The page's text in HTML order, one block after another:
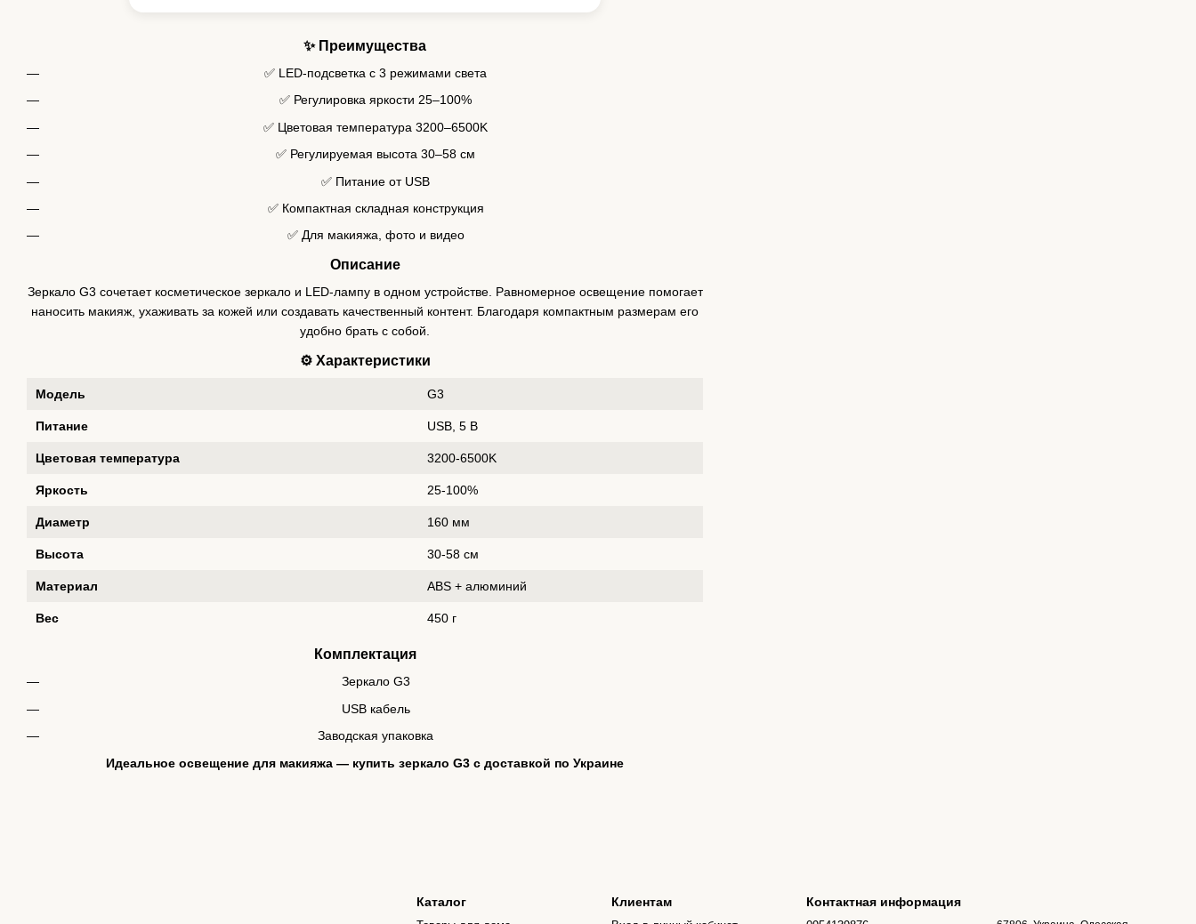
✨ Преимущества
✅ LED-подсветка с 3 режимами света
✅ Регулировка яркости 25–100%
✅ Цветовая температура 3200–6500K
✅ Регулируемая высота 30–58 см
✅ Питание от USB
✅ Компактная складная конструкция
✅ Для макияжа, фото и видео
Описание
Зеркало G3 сочетает косметическое зеркало и LED-лампу в одном устройстве. Равномерное освещение помогает
наносить макияж, ухаживать за кожей или создавать качественный контент. Благодаря компактным размерам его
удобно брать с собой.
⚙️ Характеристики
Модель G3
Питание USB, 5 В
Цветовая температура 3200-6500K
Яркость 25-100%
Диаметр 160 мм
Высота 30-58 см
Материал ABS + алюминий
Вес 450 г
Комплектация
Зеркало G3
USB кабель
Заводская упаковка
Идеальное освещение для макияжа — купить зеркало G3 с доставкой по Украине
Каталог Клиентам Контактная информация